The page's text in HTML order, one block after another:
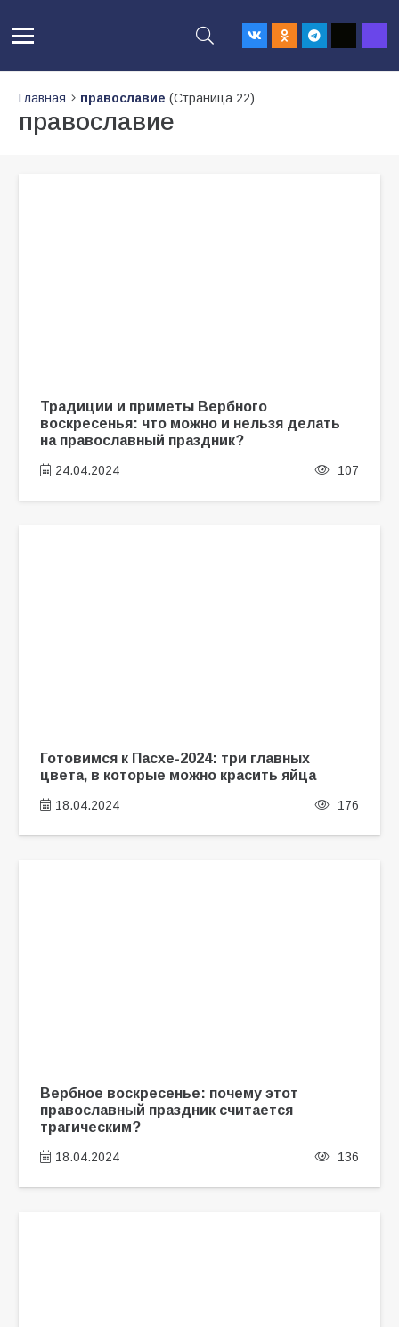
Главная православие (Страница 22)
православие
Традиции и приметы Вербного
воскресенья: что можно и нельзя делать
на православный праздник?
24.04.2024 107
Готовимся к Пасхе-2024: три главных
цвета, в которые можно красить яйца
18.04.2024 176
Вербное воскресенье: почему этот
православный праздник считается
трагическим?
18.04.2024 136